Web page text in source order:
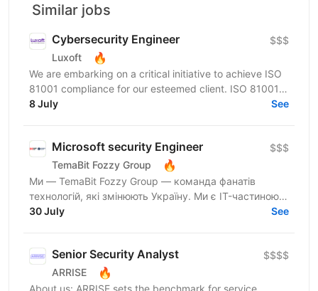
Similar jobs
Cybersecurity Engineer
Luxoft 🔥
$$$
We are embarking on a critical initiative to achieve ISO
81001 compliance for our esteemed client. ISO 81001 is
a pivotal standard for health informatics,...
8 July See
Microsoft security Engineer
TemaBit Fozzy Group 🔥
$$$
Ми — TemaBit Fozzy Group — команда фанатів
технологій, які змінюють Україну. Ми є IT-частиною
Fozzy Group — однієї з найбільших торгово-
30 July See
Senior Security Аnalyst
ARRISE 🔥
$$$$
About us: ARRISE sets the benchmark for service